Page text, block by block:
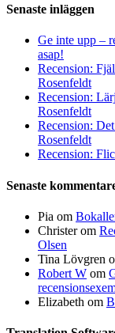
Senaste inläggen
Ge inte upp –
asap!
Recension:
Rosenfeldt
Recension:
Rosenfeldt
Recension:
Rosenfeldt
Recension:
Senaste
Pia om
Christerom
Olsen
Tina Lövgren
Robert W om
Elizabeth om